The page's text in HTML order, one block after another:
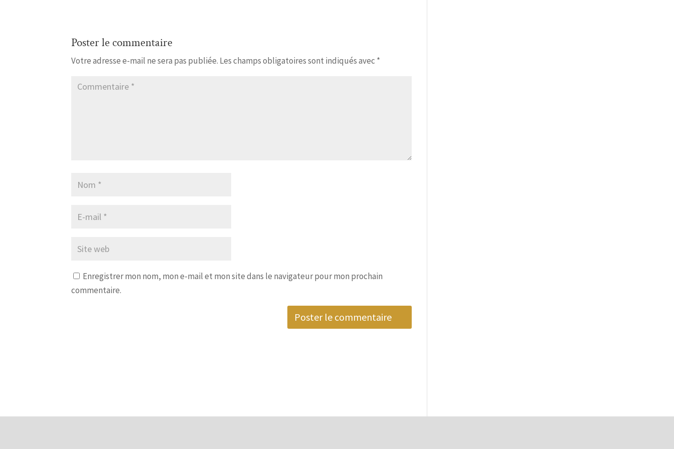
Poster le commentaire
Votre adresse e-mail ne sera pas publiée. Les champs obligatoires sont indiqués avec *
Enregistrer mon nom, mon e-mail et mon site dans le navigateur pour mon prochain
commentaire.